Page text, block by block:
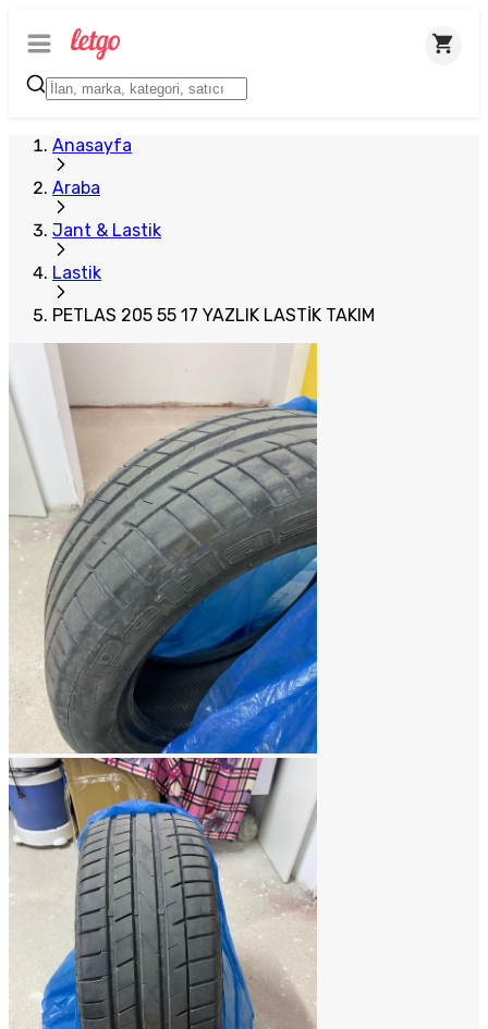
Anasayfa
Araba
Jant & Lastik
Lastik
PETLAS 205 55 17 YAZLIK LASTİK TAKIM